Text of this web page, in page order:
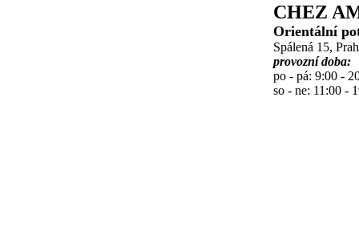
CHEZ
Orientální
Spálená 15,
provozní doba:
po - pá: 9:00 -
so - ne: 11:00 -